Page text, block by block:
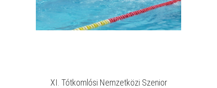
XI. Tótkomlósi Nemzetközi Szenior